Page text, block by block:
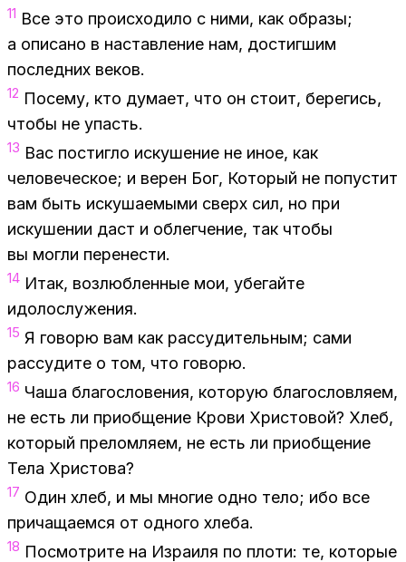
11 Все это про­ис­хо­ди­ло с ними, как об­ра­зы;
а опи­са­но в на­став­ле­ние нам, до­стиг­шим
по­след­них ве­ков.
12 По­се­му, кто ду­ма­ет, что он сто­ит, бе­ре­гись,
что­бы не упасть.
13 Вас по­стиг­ло ис­ку­ше­ние не иное, как
че­ло­ве­че­ское; и ве­рен Бог, Ко­то­рый не по­пу­стит
вам быть ис­ку­ша­е­мы­ми сверх сил, но при
ис­ку­ше­нии даст и об­лег­че­ние, так что­бы
вы мог­ли пе­ре­не­сти.
14 Итак, воз­люб­лен­ные мои, убе­гай­те
идо­ло­слу­же­ния.
15 Я го­во­рю вам как рас­су­ди­тель­ным; сами
рас­су­ди­те о том, что го­во­рю.
16 Чаша бла­го­сло­ве­ния, ко­то­рую бла­го­слов­ля­ем,
не есть ли при­об­ще­ние Кро­ви Хри­сто­вой? Хлеб,
ко­то­рый пре­лом­ля­ем, не есть ли при­об­ще­ние
Тела Хри­сто­ва?
17 Один хлеб, и мы мно­гие одно тело; ибо все
при­ча­ща­ем­ся от од­но­го хле­ба.
18 По­смот­ри­те на Из­ра­и­ля по пло­ти: те, ко­то­рые